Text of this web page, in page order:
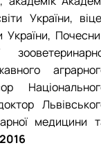
України,
України,
медицини